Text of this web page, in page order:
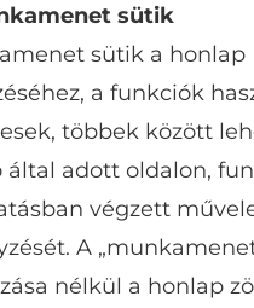
sütik
sütik a honlap
a funkciók
többek között
által adott oldalon,
végzett
A
nélkül a honlap